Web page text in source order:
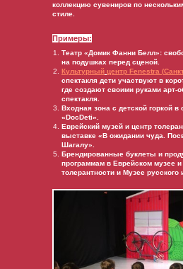
коллекцию сувениров по
стиле.
Театр «Домик Фанни Белл»:
на подушках перед сценой.
Культурный центр Fenestra (
спектакля дети участвуют в
где создают своими руками арт-
спектакля.
Входная зона с детской горкой в
«DocDeti».
Еврейский музей и центр
выставке «В ожидании чуда.
Шагалу».
Брендированные буклеты и
программам в Еврейском музее и
толерантности и Музее русского
Примеры: